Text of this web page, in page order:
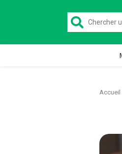
Accueil